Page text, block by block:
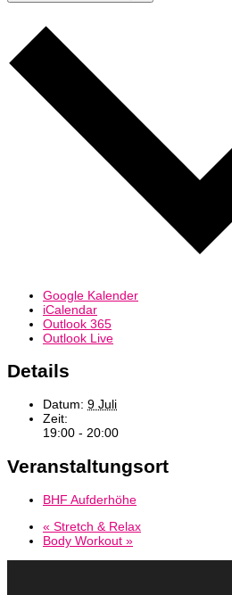
Google Kalender
iCalendar
Outlook 365
Outlook Live
Details
Datum: 9 Juli
Zeit:
19:00 - 20:00
Veranstaltungsort
BHF Aufderhöhe
« Stretch & Relax
Body Workout »